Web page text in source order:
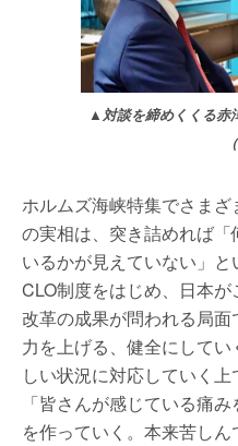
▲対談を締めくくる赤
ホルムズ海峡特集でさま
の実相は、突き詰めれば
いるかが見えていない」と
CLO制度をはじめ、日本
改革の成果が問われる局
力を上げる、健全にして
しい状況に対応していく上
「皆さんが感じている痛
を作っていく。本来苦し